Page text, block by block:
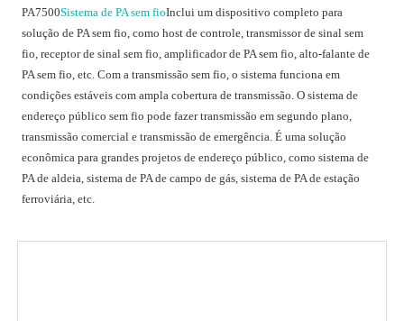
PA7500Sistema de PA sem fioInclui um dispositivo completo para
solução de PA sem fio, como host de controle, transmissor de sinal sem
fio, receptor de sinal sem fio, amplificador de PA sem fio, alto-falante de
PA sem fio, etc. Com a transmissão sem fio, o sistema funciona em
condições estáveis com ampla cobertura de transmissão. O sistema de
endereço público sem fio pode fazer transmissão em segundo plano,
transmissão comercial e transmissão de emergência. É uma solução
econômica para grandes projetos de endereço público, como sistema de
PA de aldeia, sistema de PA de campo de gás, sistema de PA de estação
ferroviária, etc.